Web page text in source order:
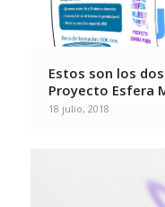
Estos son los
Proyecto Esfera
18 julio, 2018